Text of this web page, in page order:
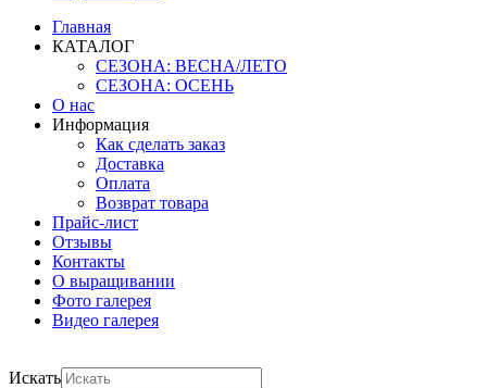
Главная
КАТАЛОГ
СЕЗОНА: ВЕСНА/ЛЕТО
СЕЗОНА: ОСЕНЬ
О нас
Информация
Как сделать заказ
Доставка
Оплата
Возврат товара
Прайс-лист
Отзывы
Контакты
О выращивании
Фото галерея
Видео галерея
Искать